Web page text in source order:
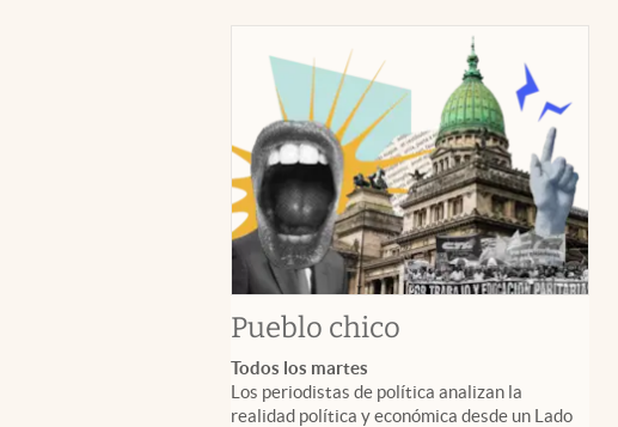
Pueblo chico
Todos los martes
Los periodistas de política analizan la
realidad política y económica desde un Lado